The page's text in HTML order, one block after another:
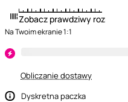
Zobacz prawdziwy rozmiar
Na Twoim ekranie 1:1
Obliczanie dostawy
Dyskretna paczka